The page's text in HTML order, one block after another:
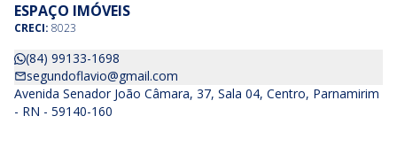
ESPAÇO IMÓVEIS
CRECI: 8023
(84) 99133-1698
segundoflavio@gmail.com
Avenida Senador João Câmara, 37, Sala 04, Centro, Parnamirim
- RN - 59140-160